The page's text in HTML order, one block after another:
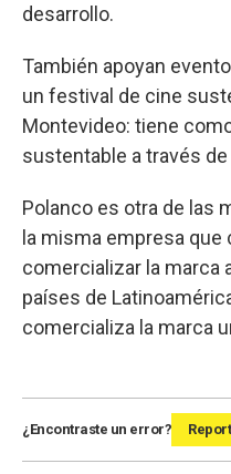
desarrollo.
También apoyan
un festival de cine
Montevideo: tiene
sustentable a través
Polanco es otra de las
la misma empresa que
comercializar la marca
países de
comercializa la marca
¿Encontraste un error?